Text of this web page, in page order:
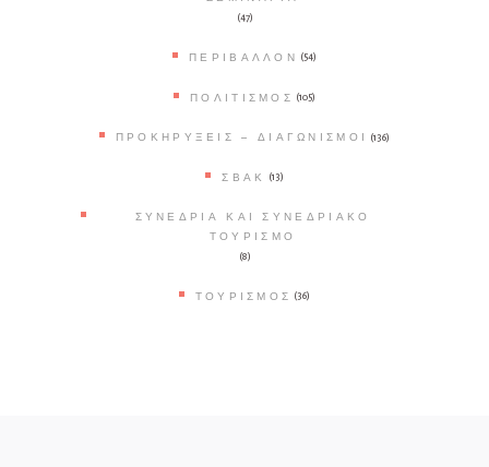
(47)
ΠΕΡΙΒΆΛΛΟΝ (54)
ΠΟΛΙΤΙΣΜΌΣ (105)
ΠΡΟΚΗΡΎΞΕΙΣ – ΔΙΑΓΩΝΙΣΜΟΊ (136)
ΣΒΑΚ (13)
ΣΥΝΈΔΡΙΑ ΚΑΙ ΣΥΝΕΔΡΙΑΚΌ
ΤΟΥΡΙΣΜΌ
(8)
ΤΟΥΡΙΣΜΌΣ (36)